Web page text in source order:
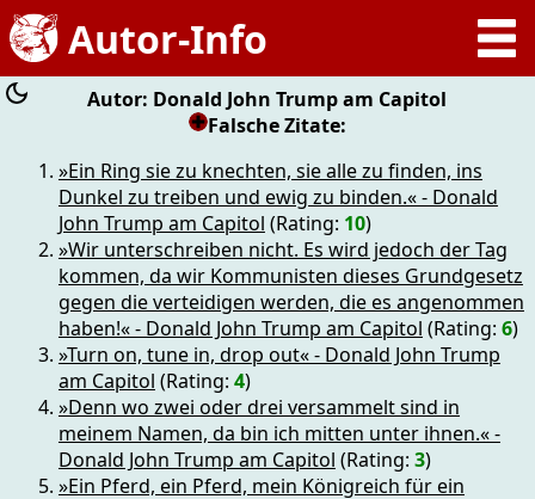
Autor: Donald John Trump am Capitol
Falsche Zitate:
»Ein Ring sie zu knechten, sie alle zu finden, ins
Dunkel zu treiben und ewig zu binden.« - Donald
John Trump am Capitol (Rating: 10)
»Wir unterschreiben nicht. Es wird jedoch der Tag
kommen, da wir Kommunisten dieses Grundgesetz
gegen die verteidigen werden, die es angenommen
haben!« - Donald John Trump am Capitol (Rating: 6)
»Turn on, tune in, drop out« - Donald John Trump
am Capitol (Rating: 4)
»Denn wo zwei oder drei versammelt sind in
meinem Namen, da bin ich mitten unter ihnen.« -
Donald John Trump am Capitol (Rating: 3)
»Ein Pferd, ein Pferd, mein Königreich für ein